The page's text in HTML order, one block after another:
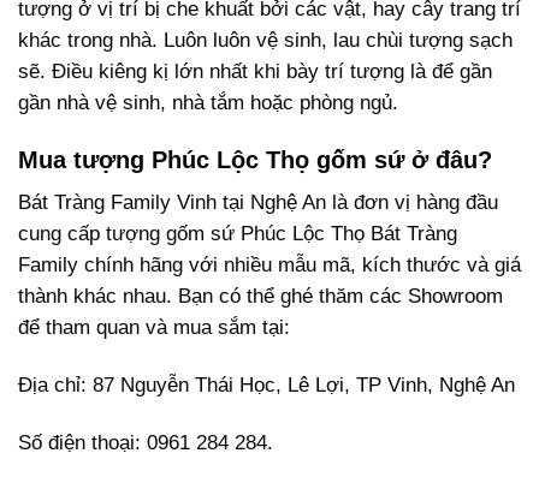
tượng ở vị trí bị che khuất bởi các vật, hay cây trang trí
khác trong nhà. Luôn luôn vệ sinh, lau chùi tượng sạch
sẽ. Điều kiêng kị lớn nhất khi bày trí tượng là để gần
gần nhà vệ sinh, nhà tắm hoặc phòng ngủ.
Mua tượng Phúc Lộc Thọ gốm sứ ở đâu?
Bát Tràng Family Vinh tại Nghệ An là đơn vị hàng đầu
cung cấp tượng gốm sứ Phúc Lộc Thọ Bát Tràng
Family chính hãng với nhiều mẫu mã, kích thước và giá
thành khác nhau. Bạn có thể ghé thăm các Showroom
để tham quan và mua sắm tại:
Địa chỉ: 87 Nguyễn Thái Học, Lê Lợi, TP Vinh, Nghệ An
Số điện thoại: 0961 284 284.